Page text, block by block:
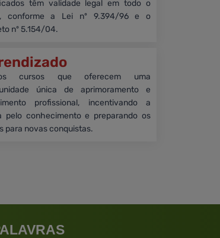
têm validade legal em todo o
conforme a Lei nº 9.394/96 e o
nº 5.154/04.
cursos que oferecem uma
única de aprimoramento e
profissional, incentivando a
pelo conhecimento e preparando os
para novas conquistas.